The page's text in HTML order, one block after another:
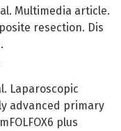
al. Multimedia article.
resection. Dis
Laparoscopic
advanced primary
plus